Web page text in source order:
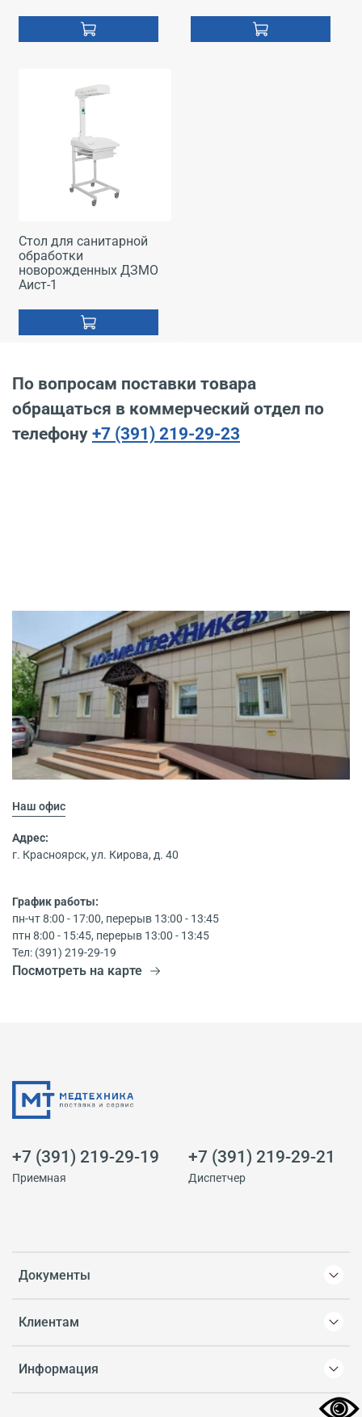
Стол для санитарной
обработки
новорожденных ДЗМО
Аист-1
По вопросам поставки товара
обращаться в коммерческий отдел по
телефону +7 (391) 219-29-23
Наш офис
Адрес:
г. Красноярск, ул. Кирова, д. 40
График работы:
пн-чт 8:00 - 17:00, перерыв 13:00 - 13:45
птн 8:00 - 15:45, перерыв 13:00 - 13:45
Тел: (391) 219-29-19
Посмотреть на карте
Документы
Клиентам
Информация
+7 (391) 219-29-19
Приемная
+7 (391) 219-29-21
Диспетчер